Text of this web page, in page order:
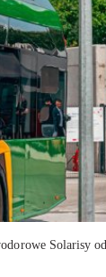
Solarisy